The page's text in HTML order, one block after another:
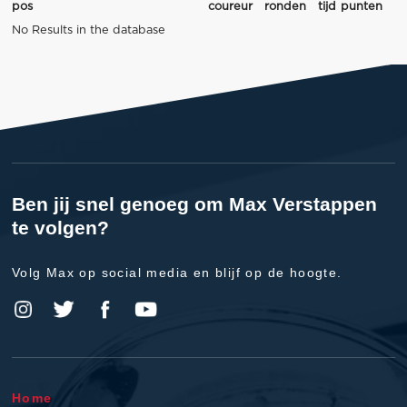
pos coureur ronden tijd
punten
No Results in the database
Ben jij snel genoeg om Max Verstappen
te volgen?
Volg Max op social media en blijf op de hoogte.
Home